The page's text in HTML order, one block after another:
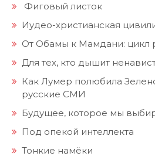
Фиговый листок
Иудео-христианская
От Обамы к Мамдани: цикл
Для тех, кто дышит
Как Лумер полюбила
русские СМИ
Будущее, которое мы
Под опекой интеллекта
Тонкие намёки